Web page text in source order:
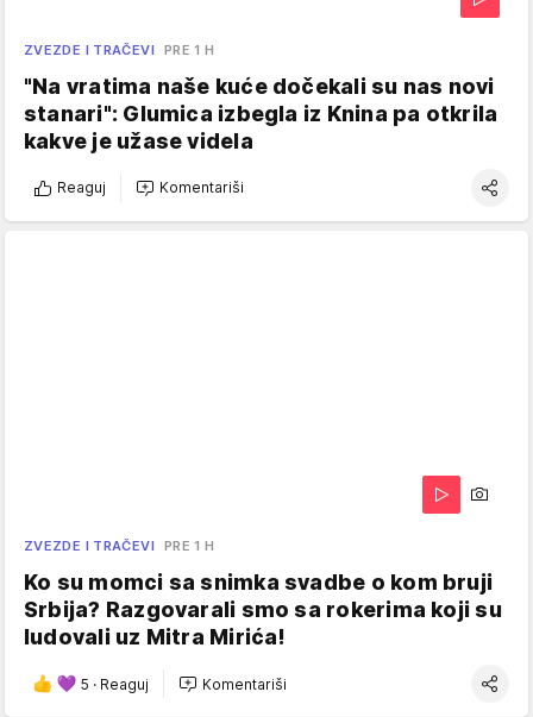
ZVEZDE I TRAČEVI PRE 1 H
"Na vratima naše kuće dočekali su nas novi
stanari": Glumica izbegla iz Knina pa otkrila
kakve je užase videla
Reaguj Komentariši
ZVEZDE I TRAČEVI PRE 1 H
Ko su momci sa snimka svadbe o kom bruji
Srbija? Razgovarali smo sa rokerima koji su
ludovali uz Mitra Mirića!
5 · Reaguj Komentariši